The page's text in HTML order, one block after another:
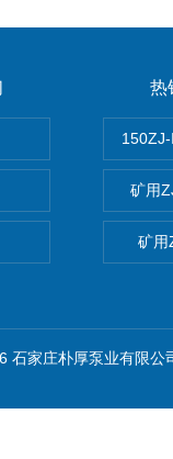
热
150ZJ-
矿用
矿用
石家庄朴厚泵业有限公